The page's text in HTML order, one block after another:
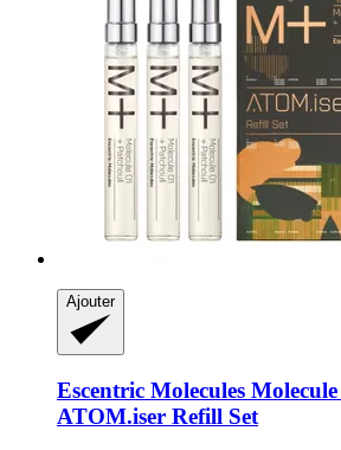
Ajouter
Escentric Molecules
ATOM.iser Refill Set